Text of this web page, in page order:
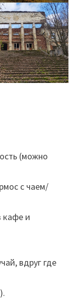
(можно
с чаем/
кафе и
вдруг где